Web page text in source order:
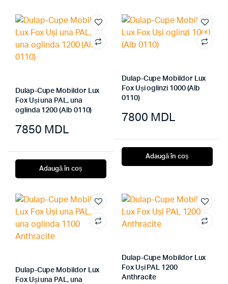
Dulap-Cupe Mobildor Lux
Fox Uși una PAL, una
oglinda 1200 (Alb 0110)
7850 MDL
Adaugă în coș
Dulap-Cupe Mobildor Lux
Fox Uși oglinzi 1000 (Alb
0110)
7800 MDL
Adaugă în coș
Dulap-Cupe Mobildor Lux
Fox Uși una PAL, una
Dulap-Cupe Mobildor Lux
Fox Uși PAL 1200
Anthracite